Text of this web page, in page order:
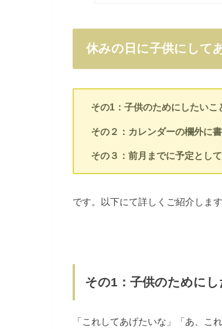
休みの日に子供にして
その1：子供のためにしたいこ
その２：カレンダーの欄外に
その３：前月までに予定とし
です。以下にて詳しくご紹介します
その1：子供のために
「これしてあげたいな」「あ、こ